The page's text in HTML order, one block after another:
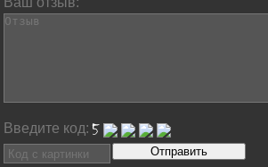
Введите код: